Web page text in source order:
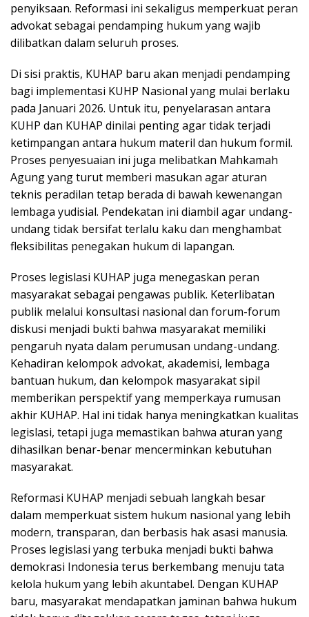
penyiksaan. Reformasi ini sekaligus memperkuat peran
advokat sebagai pendamping hukum yang wajib
dilibatkan dalam seluruh proses.
Di sisi praktis, KUHAP baru akan menjadi pendamping
bagi implementasi KUHP Nasional yang mulai berlaku
pada Januari 2026. Untuk itu, penyelarasan antara
KUHP dan KUHAP dinilai penting agar tidak terjadi
ketimpangan antara hukum materil dan hukum formil.
Proses penyesuaian ini juga melibatkan Mahkamah
Agung yang turut memberi masukan agar aturan
teknis peradilan tetap berada di bawah kewenangan
lembaga yudisial. Pendekatan ini diambil agar undang-
undang tidak bersifat terlalu kaku dan menghambat
fleksibilitas penegakan hukum di lapangan.
Proses legislasi KUHAP juga menegaskan peran
masyarakat sebagai pengawas publik. Keterlibatan
publik melalui konsultasi nasional dan forum-forum
diskusi menjadi bukti bahwa masyarakat memiliki
pengaruh nyata dalam perumusan undang-undang.
Kehadiran kelompok advokat, akademisi, lembaga
bantuan hukum, dan kelompok masyarakat sipil
memberikan perspektif yang memperkaya rumusan
akhir KUHAP. Hal ini tidak hanya meningkatkan kualitas
legislasi, tetapi juga memastikan bahwa aturan yang
dihasilkan benar-benar mencerminkan kebutuhan
masyarakat.
Reformasi KUHAP menjadi sebuah langkah besar
dalam memperkuat sistem hukum nasional yang lebih
modern, transparan, dan berbasis hak asasi manusia.
Proses legislasi yang terbuka menjadi bukti bahwa
demokrasi Indonesia terus berkembang menuju tata
kelola hukum yang lebih akuntabel. Dengan KUHAP
baru, masyarakat mendapatkan jaminan bahwa hukum